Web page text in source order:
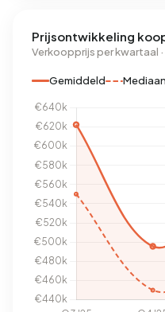
Prijsontwikkeling
Verkoopprijs per kwartaal
Gemiddeld Mediaan